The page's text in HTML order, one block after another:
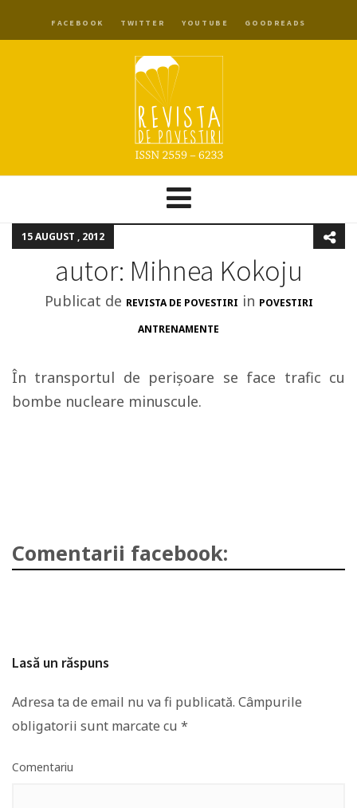
FACEBOOK TWITTER YOUTUBE GOODREADS
15 AUGUST , 2012
autor: Mihnea Kokoju
Publicat de REVISTA DE POVESTIRI in POVESTIRI
ANTRENAMENTE
În transportul de perişoare se face trafic cu
bombe nucleare minuscule.
Comentarii facebook:
Lasă un răspuns
Adresa ta de email nu va fi publicată. Câmpurile
obligatorii sunt marcate cu *
Comentariu